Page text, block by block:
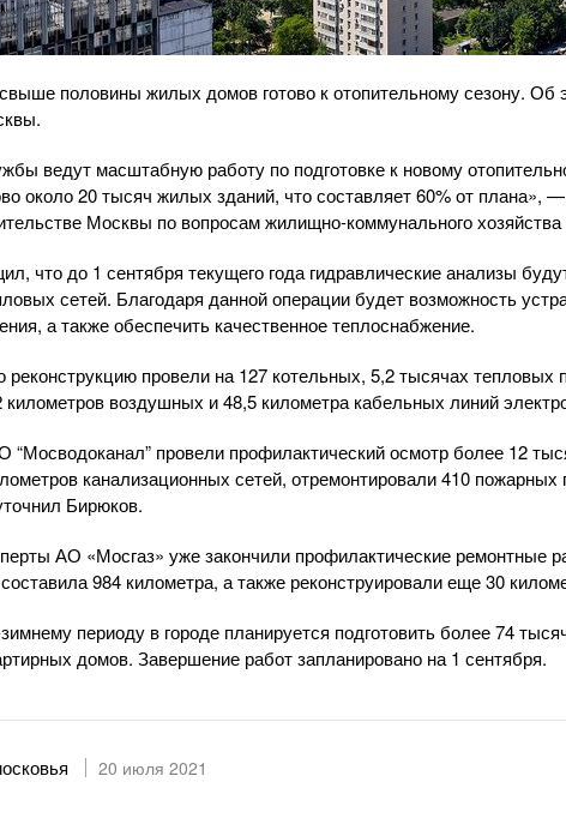
половины жилых домов готово к отопительному сезону.
ведут масштабную работу по подготовке к новому
около 20 тысяч жилых зданий, что составляет 60% от плана»,
Москвы по вопросам жилищно-коммунального хозяйства
что до 1 сентября текущего года гидравлические анализы
сетей. Благодаря данной операции будет возможность
а также обеспечить качественное теплоснабжение.
реконструкцию провели на 127 котельных, 5,2 тысячах тепловых
километров воздушных и 48,5 километра кабельных линий
“Мосводоканал” провели профилактический осмотр более 12
канализационных сетей, отремонтировали 410 пожарных
Бирюков.
АО «Мосгаз» уже закончили профилактические ремонтные
984 километра, а также реконструировали еще 30
периоду в городе планируется подготовить более 74
домов. Завершение работ запланировано на 1 сентября.
20 июля 2021